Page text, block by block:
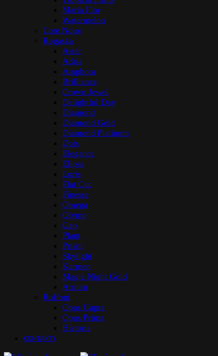
Maria Flor
Watermelon
Cote Noire
Rogaska
Aster
Adria
Amphora
Brilliance
Crown Jewel
Delightful Day
Diamond
Diamond Gold
Diamond Platinum
Dots
Elegance
Elipse
Loris
Flat Cut
Finesse
Omega
Olymp
Gap
Plant
Prism
Skylight
Karmen
Magic Night Gold
Atrium
Ruffoni
Opus Cupra
Opus Prima
Historia
KONTAKTY